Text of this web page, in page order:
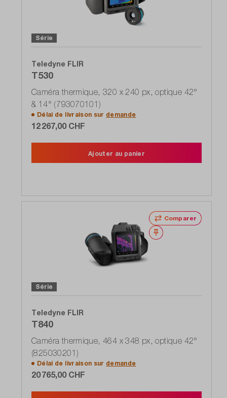
Série
Teledyne FLIR
T530
Caméra thermique, 320 x 240 px, optique 42°
& 14° (793070101)
Délai de livraison sur demande
12 267,00 CHF
Ajouter au panier
Comparer
Noter
Série
Teledyne FLIR
T840
Caméra thermique, 464 x 348 px, optique 42°
(825030201)
Délai de livraison sur demande
20 765,00 CHF